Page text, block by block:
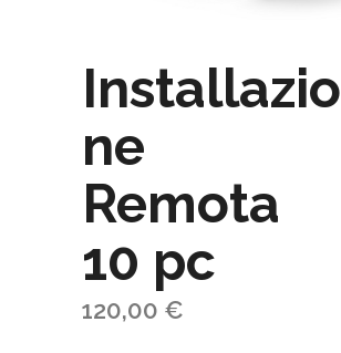
Installazio
ne
Remota
10 pc
120,00 €